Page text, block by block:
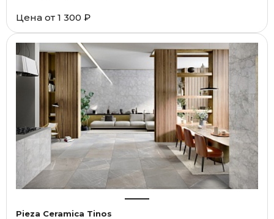
Цена от 1 300 ₽
Pieza Ceramica Tinos